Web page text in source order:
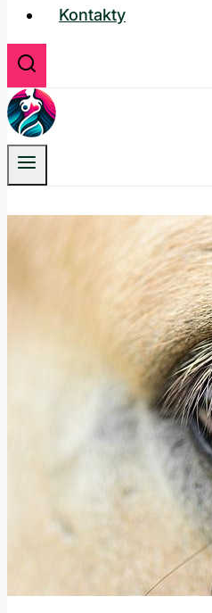
Kontakty